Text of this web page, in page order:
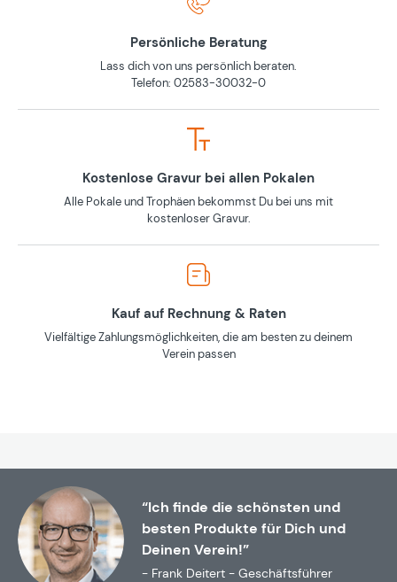
Persönliche Beratung
Lass dich von uns persönlich beraten.
Telefon: 02583-30032-0
Kostenlose Gravur bei allen Pokalen
Alle Pokale und Trophäen bekommst Du bei uns mit
kostenloser Gravur.
Kauf auf Rechnung & Raten
Vielfältige Zahlungsmöglichkeiten, die am besten zu deinem
Verein passen
“Ich finde die schönsten und
besten Produkte für Dich und
Deinen Verein!”
- Frank Deitert - Geschäftsführer